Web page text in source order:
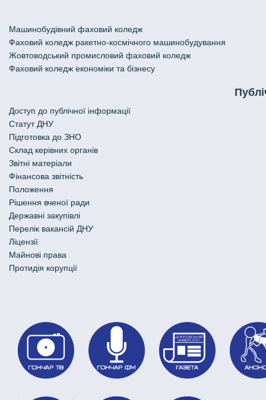
Машинобудівний фаховий коледж
Фаховий коледж ракетно-космічного машинобудування
Жовтоводський промисловий фаховий коледж
Фаховий коледж економіки та бізнесу
Доступ до публічної інформації
Статут ДНУ
Підготовка до ЗНО
Склад керівних органів
Звітні матеріали
Фінансова звітність
Положення
Рішення вченої ради
Державні закупівлі
Перелік вакансій ДНУ
Ліцензії
Майнові права
Протидія корупції